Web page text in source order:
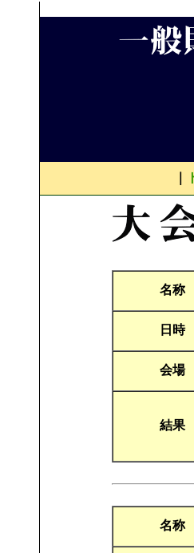
名称
日時
会場
結果
名称